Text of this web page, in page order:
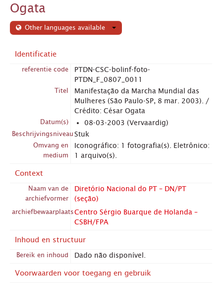
Ogata
Other languages available
Identificatie
referentie code
PTDN-CSC-bolinf-foto-
PTDN_F_0807_0011
Titel
Manifestação da Marcha Mundial das
Mulheres (São Paulo-SP, 8 mar. 2003). /
Crédito: César Ogata
Datum(s) 08-03-2003 (Vervaardig)
Beschrijvingsniveau Stuk
Omvang en
medium
Iconográfico: 1 fotografia(s). Eletrônico:
1 arquivo(s).
Context
Naam van de
archiefvormer
Diretório Nacional do PT – DN/PT
(seção)
archiefbewaarplaatsCentro Sérgio Buarque de Holanda –
CSBH/FPA
Inhoud en structuur
Bereik en inhoud Dado não disponível.
Voorwaarden voor toegang en gebruik